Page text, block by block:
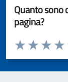
Quanto sono
pagina?
Valuta da 1 a 5
Valuta
Valuta 2
Valuta 1 stelle